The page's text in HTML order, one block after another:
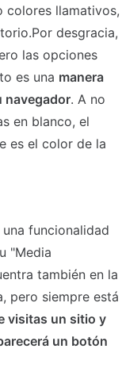
colores llamativos,
desgracia,
las opciones
es una manera
navegador. A no
en blanco, el
es el color de la
funcionalidad
"Media
también en la
pero siempre está
visitas un sitio y
un botón